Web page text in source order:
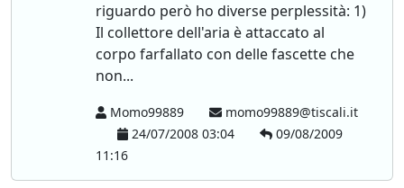
riguardo però ho diverse perplessità: 1)
Il collettore dell'aria è attaccato al
corpo farfallato con delle fascette che
non...
Momo99889
momo99889@tiscali.it
24/07/2008 03:04
09/08/2009
11:16